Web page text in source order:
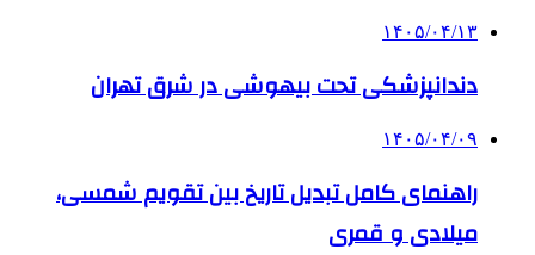
۱۴۰۵/۰۴/۱۳
دندانپزشکی تحت بیهوشی در شرق تهران
۱۴۰۵/۰۴/۰۹
راهنمای کامل تبدیل تاریخ بین تقویم شمسی،
میلادی و قمری